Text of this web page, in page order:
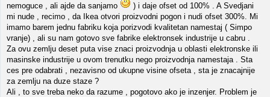
nemoguce , ali ajde da sanjamo
) i daje ofset od 100% . A Svedjani
mi nude , recimo , da Ikea otvori proizvodni pogon i nudi ofset 300%. Mi
imamo barem jednu fabriku koja porizvodi kvalitetan namestaj ( Simpo
vranje) , ali su nam gotovo sve fabrike elektronsek industrije u cabru .
Za ovu zemlju deset puta vise znaci proizvodnja u oblasti elektronske ili
masinske industrije u ovom trenutku nego proizvodnja namestaja . Sta
ces pre odabrati , nezavisno od ukupne visine ofseta , sta je znacajnije
za zemlju na duze staze ?
Ali , to sve treba neko da razume , pogotovo ako je inzenjer. Problem je